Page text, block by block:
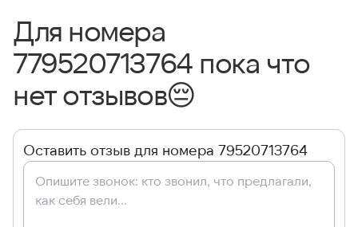
Для номера
779520713764 пока что
нет отзывов😔
Оставить отзыв для номера 79520713764